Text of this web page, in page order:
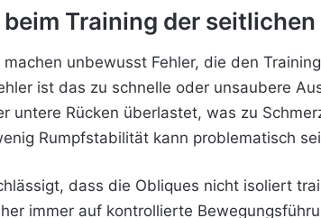
Training der
unbewusst Fehler, die den
ist das zu schnelle oder unsaubere
untere Rücken überlastet, was zu
Rumpfstabilität kann problematisch
dass die Obliques nicht isoliert
immer auf kontrollierte